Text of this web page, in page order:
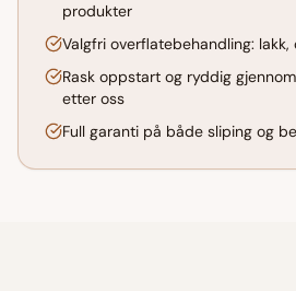
produkter
Valgfri overflatebehandling: lakk,
Rask oppstart og ryddig
etter oss
Full garanti på både sliping og